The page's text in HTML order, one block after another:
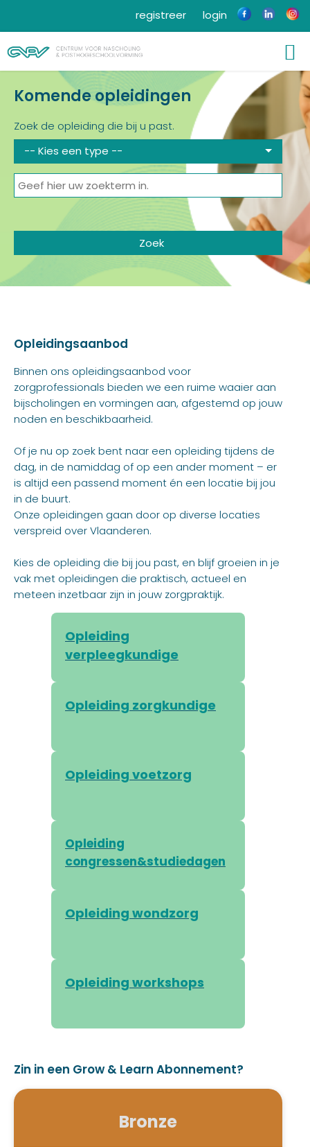
login
registreer
Komende opleidingen
Zoek de opleiding die bij u past.
-- Kies een type --
Opleidingsaanbod
Binnen ons opleidingsaanbod voor
zorgprofessionals bieden we een ruime waaier aan
bijscholingen en vormingen aan, afgestemd op jouw
noden en beschikbaarheid.
Of je nu op zoek bent naar een opleiding tijdens de
dag, in de namiddag of op een ander moment – er
is altijd een passend moment én een locatie bij jou
in de buurt.
Onze opleidingen gaan door op diverse locaties
verspreid over Vlaanderen.
Kies de opleiding die bij jou past, en blijf groeien in je
vak met opleidingen die praktisch, actueel en
meteen inzetbaar zijn in jouw zorgpraktijk.
Opleiding
verpleegkundige
Opleiding zorgkundige
Opleiding voetzorg
Opleiding
congressen&studiedagen
Opleiding wondzorg
Opleiding workshops
Zin in een Grow & Learn Abonnement?
Bronze